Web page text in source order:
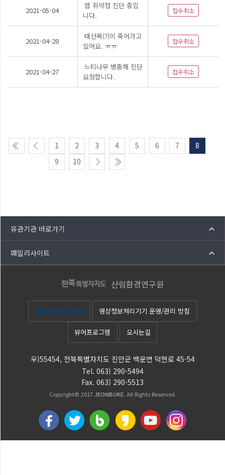
2021-05-04
웹 취약점 진단 중입
니다.
접수취소
2021-04-28
태산목(?)이 죽어가고
있어요. ㅠㅠ
접수취소
2021-04-27
느티나무 병충해 진단
요청합니다.
접수취소
1 2 3 4 5 6 7
8
9
10
유관기관 바로가기
패밀리사이트
산림환경연구원
개인정보처리방침 영상정보처리기기 운영/관리 방침
뷰어프로그램 오시는길
우)55454, 전북특별자치도 진안군 백운면 덕현로 45-54
Tel. 063) 290-5494
Fax. 063) 290-5513
Copyright© 2017JEONBUKE. All Rights Reserved.